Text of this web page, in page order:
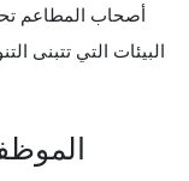
أصحاب المطاعم
البيئات التي تتبنى